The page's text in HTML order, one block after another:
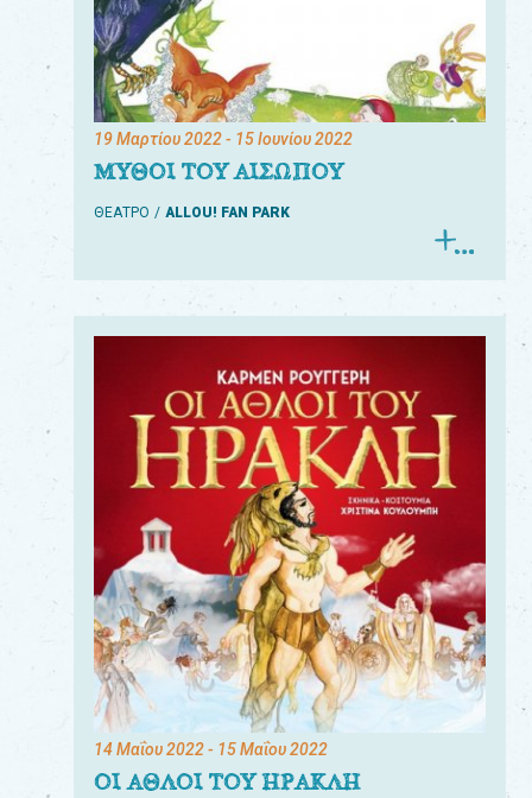
19 Μαρτίου 2022- 15 Ιουνίου 2022
ΜΥΘΟΙ ΤΟΥ ΑΙΣΩΠΟΥ
ΘΕΑΤΡΟ ALLOU! FAN PARK
14 Μαΐου 2022- 15 Μαΐου 2022
ΟΙ ΑΘΛΟΙ ΤΟΥ ΗΡΑΚΛΗ